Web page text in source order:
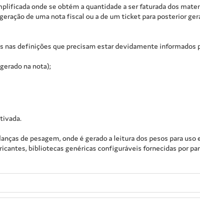
onde se obtém a quantidade a ser faturada dos
de uma nota fiscal ou a de um ticket para posterior
definições que precisam estar devidamente
na nota);
de pesagem, onde é gerado a leitura dos pesos para
bibliotecas genéricas configuráveis fornecidas por